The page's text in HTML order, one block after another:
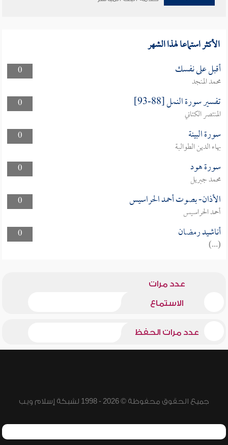
الأكثر استماعا لهذا الشهر
0 أقبل على نفسك
محمد المنجد
0
تفسير سورة النمل [88-93]
المنتصر الكتاني
0
سورة البينة
بهاء الدين الطوالبة
0
سورة هود
محمد جبريل
0
الأذان- بصوت أحمد الحراسيس
أحمد الحراسيس
0
أناشيد رمضان
(...)
عدد مرات
الاستماع
عدد مرات الحفظ
جميع الحقوق محفوظة © 2026 - 1998 لشبكة إسلام ويب